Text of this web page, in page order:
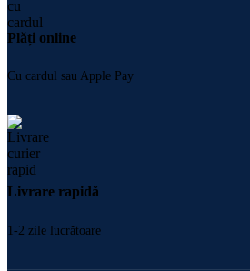
Plăți online
Cu cardul sau Apple Pay
Livrare rapidă
1-2 zile lucrătoare